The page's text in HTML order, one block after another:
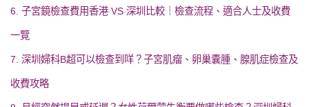
6. 子宮鏡檢查費用香港 VS 深圳比較｜檢查流程、適合人士及收費
一覽
7. 深圳婦科B超可以檢查到咩？子宮肌瘤、卵巢囊腫、腺肌症檢查及
收費攻略